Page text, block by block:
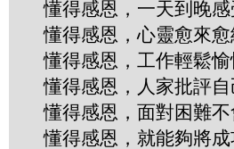
懂得感恩，一天到晚感
懂得感恩，心靈愈來愈
懂得感恩，工作輕鬆愉
懂得感恩，人家批評自
懂得感恩，面對困難不
懂得感恩，就能夠將成